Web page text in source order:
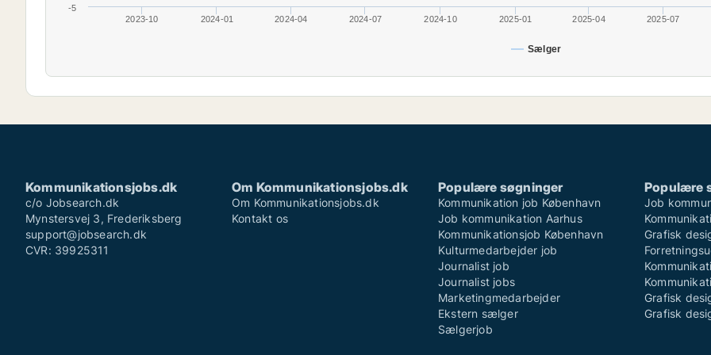
Sælger
2023-10 2024-01 2024-04 2024-07 2024-10 2025-01 2025-04 2025-07
-5
Kommunikationsjobs.dk
c/o Jobsearch.dk
Mynstersvej 3, Frederiksberg
support@jobsearch.dk
CVR: 39925311
Om Kommunikationsjobs.dk
Om Kommunikationsjobs.dk
Kontakt os
Populære søgninger
Kommunikation job København
Job kommunikation Aarhus
Kommunikationsjob København
Kulturmedarbejder job
Journalist job
Journalist jobs
Marketingmedarbejder
Ekstern sælger
Sælgerjob
Populære
Job
Grafisk
Grafisk
Grafisk